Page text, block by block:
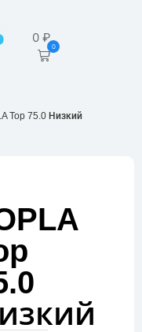
0₽
0
Top 75.0 Низкий